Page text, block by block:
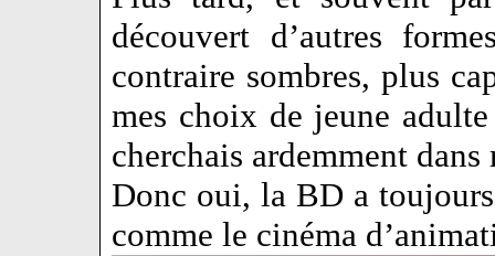
découvert d’autres
contraire sombres, plus
mes choix de jeune
cherchais ardemment dans
Donc oui, la BD a
comme le cinéma